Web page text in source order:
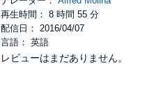
再生時間： 8 時間 55 分
配信日： 2016/04/07
言語： 英語
レビューはまだありません。